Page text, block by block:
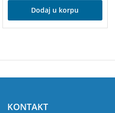
Dodaj u korpu
KONTAKT